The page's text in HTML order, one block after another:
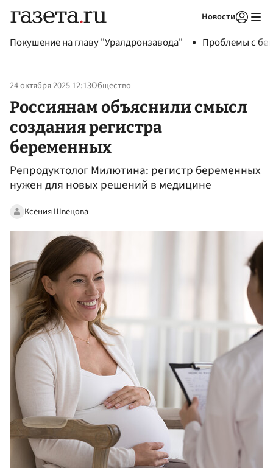
Новости
Покушение на главу "Уралдронзавода" Проблемы с
24 октября 2025 12:13Общество
Россиянам объяснили смысл
создания регистра
беременных
Репродуктолог Милютина: регистр беременных
нужен для новых решений в медицине
Ксения Швецова